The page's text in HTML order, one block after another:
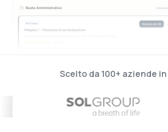
Scelto da 100+ aziende